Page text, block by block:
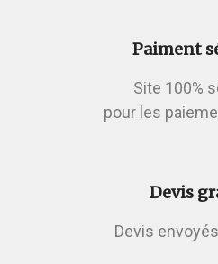
Paiment
Site 100%
pour les
Devis
Devis